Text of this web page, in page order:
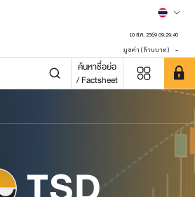
10 ส.ค. 2569 09:29:40
มูลค่า (ล้านบาท) -
ค้นหาชื่อย่อ
/ Factsheet